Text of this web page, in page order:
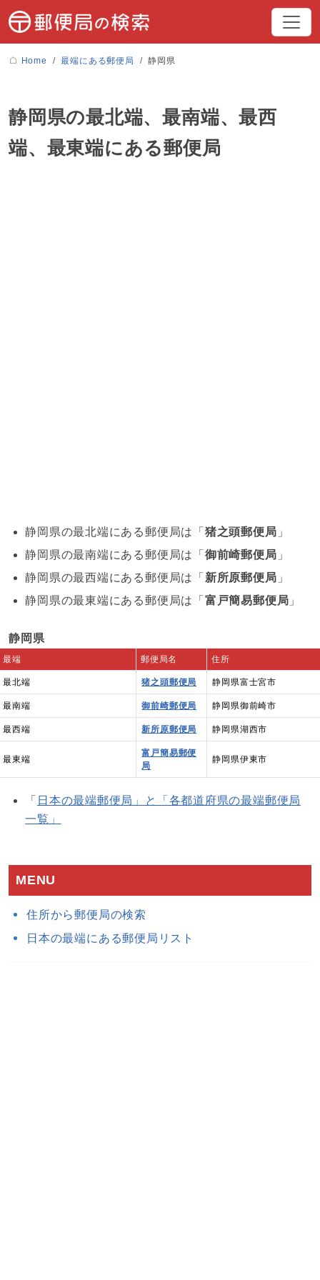
Home 最端にある郵便局 静岡県
静岡県の最北端、最南端、最西
端、最東端にある郵便局
静岡県の最北端にある郵便局は「 猪之頭郵便局 」
静岡県の最南端にある郵便局は「 御前崎郵便局 」
静岡県の最西端にある郵便局は「 新所原郵便局 」
静岡県の最東端にある郵便局は「 富戸簡易郵便局 」
静岡県
最端 郵便局名 住所
最北端 猪之頭郵便局 静岡県富士宮市
最南端 御前崎郵便局 静岡県御前崎市
最西端 新所原郵便局 静岡県湖西市
最東端
富戸簡易郵便
局
静岡県伊東市
「 日本の最端郵便局」と「各都道府県の最端郵便局
一覧」
MENU
住所から郵便局の検索
日本の最端にある郵便局リスト